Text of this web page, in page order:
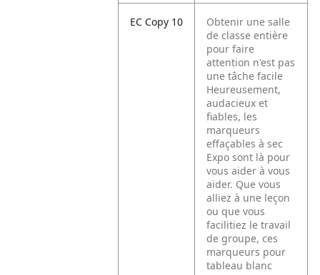
EC Copy 10
Obtenir une salle
de classe entière
pour faire
attention n'est pas
une tâche facile
Heureusement,
audacieux et
fiables, les
marqueurs
effaçables à sec
Expo sont là pour
vous aider à vous
aider. Que vous
alliez à une leçon
ou que vous
facilitiez le travail
de groupe, ces
marqueurs pour
tableau blanc